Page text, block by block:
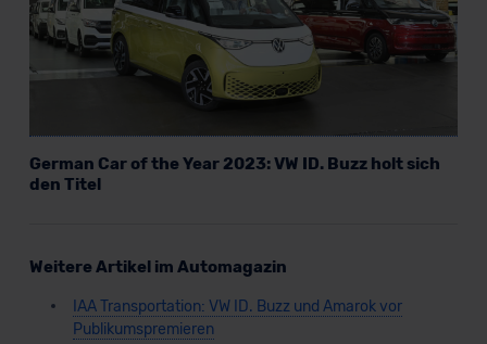
German Car of the Year 2023: VW ID. Buzz holt sich
den Titel
Weitere Artikel im Automagazin
IAA Transportation: VW ID. Buzz und Amarok vor
Publikumspremieren